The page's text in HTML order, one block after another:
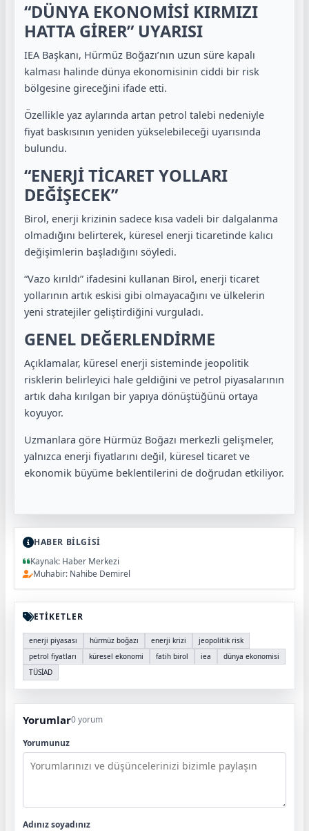
“DÜNYA EKONOMİSİ KIRMIZI
HATTA GİRER” UYARISI
IEA Başkanı, Hürmüz Boğazı’nın uzun süre kapalı
kalması halinde dünya ekonomisinin ciddi bir risk
bölgesine gireceğini ifade etti.
Özellikle yaz aylarında artan petrol talebi nedeniyle
fiyat baskısının yeniden yükselebileceği uyarısında
bulundu.
“ENERJİ TİCARET YOLLARI
DEĞİŞECEK”
Birol, enerji krizinin sadece kısa vadeli bir dalgalanma
olmadığını belirterek, küresel enerji ticaretinde kalıcı
değişimlerin başladığını söyledi.
“Vazo kırıldı” ifadesini kullanan Birol, enerji ticaret
yollarının artık eskisi gibi olmayacağını ve ülkelerin
yeni stratejiler geliştirdiğini vurguladı.
GENEL DEĞERLENDİRME
Açıklamalar, küresel enerji sisteminde jeopolitik
risklerin belirleyici hale geldiğini ve petrol piyasalarının
artık daha kırılgan bir yapıya dönüştüğünü ortaya
koyuyor.
Uzmanlara göre Hürmüz Boğazı merkezli gelişmeler,
yalnızca enerji fiyatlarını değil, küresel ticaret ve
ekonomik büyüme beklentilerini de doğrudan etkiliyor.
HABER BİLGİSİ
Kaynak: Haber Merkezi
Muhabir: Nahibe Demirel
ETİKETLER
enerji piyasası hürmüz boğazı enerji krizi
jeopolitik risk
petrol fiyatları
küresel ekonomi fatih birol iea
dünya ekonomisi
TÜSİAD
Yorumlar0 yorum
Yorumunuz
Adınız soyadınız